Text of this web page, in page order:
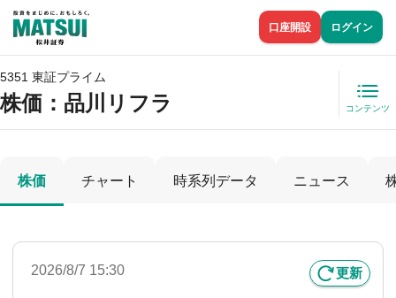
口座開設 ログイン
5351 東証プライム
株価 ：品川リフラ コンテンツ
株価 チャート 時系列データ ニュース
2026/8/7 15:30 更新